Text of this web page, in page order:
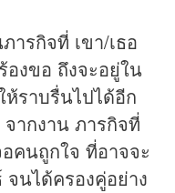
ารกิจที่ เขา/เธอ
งขอ ถึงจะอยู่ใน
ราบรื่นไปได้อีก
ากงาน ภารกิจที่
คนถูกใจ ที่อาจจะ
นได้ครองคู่อย่าง